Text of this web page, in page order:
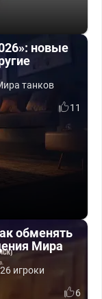
новые
танков
11
обменять
Мира
игроки
6